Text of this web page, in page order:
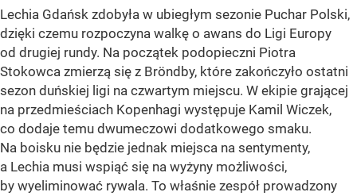
Lechia Gdańsk zdobyła w ubiegłym sezonie Puchar Polski,
dzięki czemu rozpoczyna walkę o awans do Ligi Europy
od drugiej rundy. Na początek podopieczni Piotra
Stokowca zmierzą się z Bröndby, które zakończyło ostatni
sezon duńskiej ligi na czwartym miejscu. W ekipie grającej
na przedmieściach Kopenhagi występuje Kamil Wiczek,
co dodaje temu dwumeczowi dodatkowego smaku.
Na boisku nie będzie jednak miejsca na sentymenty,
a Lechia musi wspiąć się na wyżyny możliwości,
by wyeliminować rywala. To właśnie zespół prowadzony